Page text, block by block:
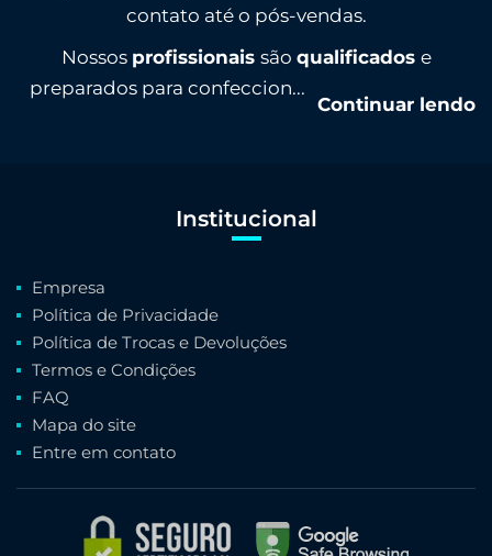
contato até o pós-vendas.
Nossos profissionais são qualificados e
preparados para confeccion...
Continuar lendo
Institucional
Empresa
Política de Privacidade
Política de Trocas e Devoluções
Termos e Condições
FAQ
Mapa do site
Entre em contato